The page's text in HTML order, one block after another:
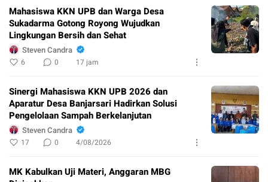
Mahasiswa KKN UPB dan Warga Desa
Sukadarma Gotong Royong Wujudkan
Lingkungan Bersih dan Sehat
Steven Candra
6 0 17 jam
Sinergi Mahasiswa KKN UPB 2026 dan
Aparatur Desa Banjarsari Hadirkan Solusi
Pengelolaan Sampah Berkelanjutan
Steven Candra
17 0 4/08/2026
MK Kabulkan Uji Materi, Anggaran MBG